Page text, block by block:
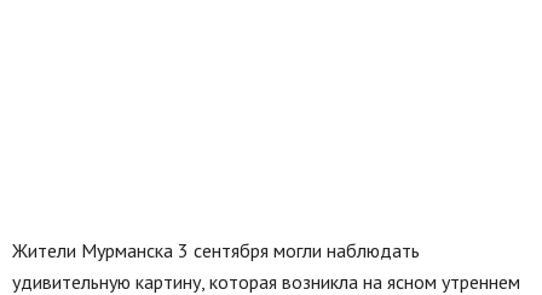
Жители Мурманска 3 сентября могли наблюдать
удивительную картину, которая возникла на ясном утреннем